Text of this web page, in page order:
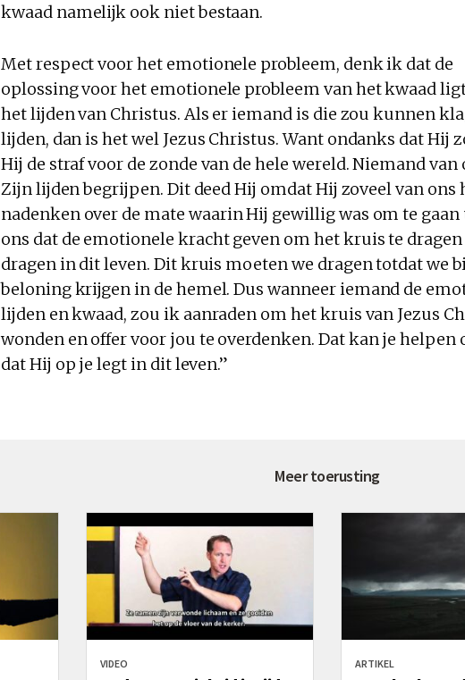
kwaad namelijk ook niet bestaan.
Met respect voor het emotionele probleem, denk ik dat de
oplossing voor het emotionele probleem van het kwaad
het lijden van Christus. Als er iemand is die zou kunnen
lijden, dan is het wel Jezus Christus. Want ondanks dat Hij
Hij de straf voor de zonde van de hele wereld. Niemand van
Zijn lijden begrijpen. Dit deed Hij omdat Hij zoveel van ons
nadenken over de mate waarin Hij gewillig was om te
ons dat de emotionele kracht geven om het kruis te
dragen in dit leven. Dit kruis moeten we dragen totdat we
beloning krijgen in de hemel. Dus wanneer iemand de
lijden en kwaad, zou ik aanraden om het kruis van Jezus
wonden en offer voor jou te overdenken. Dat kan je helpen
dat Hij op je legt in dit leven.”
Meer toerusting
VIDEO ARTIKEL